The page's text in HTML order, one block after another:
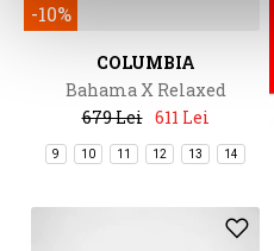
-10%
COLUMBIA
Bahama X Relaxed
679 Lei 611 Lei
9 10 11 12 13 14